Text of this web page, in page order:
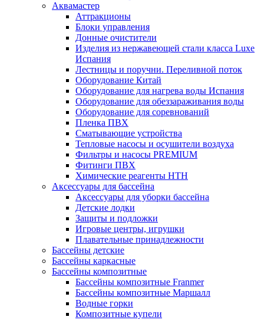
Аквамастер
Аттракционы
Блоки управления
Донные очистители
Изделия из нержавеющей стали класса Luxe
Испания
Лестницы и поручни. Переливной поток
Оборудование Китай
Оборудование для нагрева воды Испания
Оборудование для обеззараживания воды
Оборудование для соревнований
Пленка ПВХ
Сматывающие устройства
Тепловые насосы и осушители воздуха
Фильтры и насосы PREMIUM
Фитинги ПВХ
Химические реагенты HTH
Аксессуары для бассейна
Аксессуары для уборки бассейна
Детские лодки
Защиты и подложки
Игровые центры, игрушки
Плавательные принадлежности
Бассейны детские
Бассейны каркасные
Бассейны композитные
Бассейны композитные Franmer
Бассейны композитные Маршалл
Водные горки
Композитные купели